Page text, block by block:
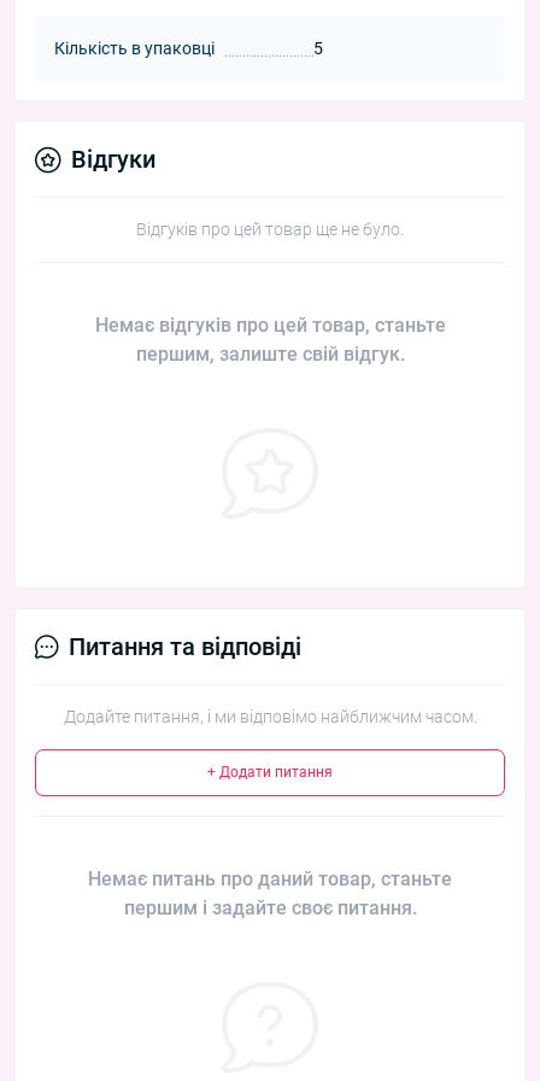
Кількість в упаковці 5
Відгуки
Відгуків про цей товар ще не було.
Немає відгуків про цей товар, станьте
першим, залиште свій відгук.
Питання та відповіді
Додайте питання, і ми відповімо найближчим часом.
+ Додати питання
Немає питань про даний товар, станьте
першим і задайте своє питання.